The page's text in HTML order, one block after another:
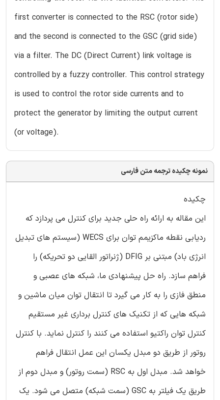
first converter is connected to the RSC (rotor side)
and the second is connected to the GSC (grid side)
via a filter. The DC (Direct Current) link voltage is
controlled by a fuzzy controller. This control strategy
is used to control the rotor side currents and to
protect the generator by limiting the output current
(or voltage).
نمونه چکیده ترجمه متن فارسی
چکیده
این مقاله به ارائه راه حلی جدید برای کنترل می پردازد که
ردیابی نقطه ماکزیمم توان برای WECS (سیستم های تبدیل
انرژی باد) مبتنی بر DFIG (ژنراتور القایی دو تحریکه) را
فراهم سازد. راه حل پیشنهادی ما، شبکه های عصبی و
منطق فازی را به کار می گیرد تا انتقال توان میان ماشین و
شبکه هایی که از تکنیک های کنترل برداری غیر مستقیم
کنترل توان راکتیو استفاده می کنند را کنترل نماید. با کنترل
روتور از طریق دو مبدل یکسان این عمل انتقال فراهم
خواهد شد. مبدل اول به RSC (سمت روتور) و مبدل دوم از
طریق یک فیلتر به GSC (سمت شبکه) متصل می شود. یک